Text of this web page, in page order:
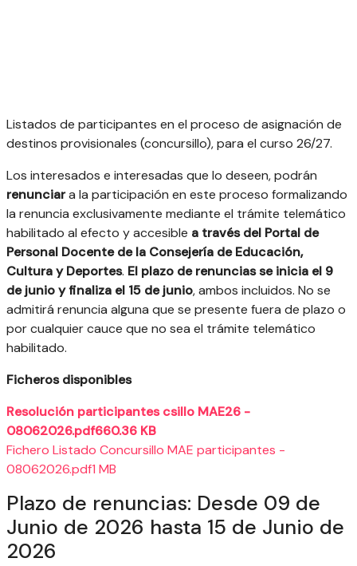
Listados de participantes en el proceso de asignación de
destinos provisionales (concursillo), para el curso 26/27.
Los interesados e interesadas que lo deseen, podrán
renunciara la participación en este proceso formalizando
la renuncia exclusivamente mediante el trámite telemático
habilitado al efecto y accesible a través del Portal de
Personal Docente de la Consejería de Educación,
Cultura y Deportes. El plazo de renuncias se inicia el 9
de junio y finaliza el 15 de junio, ambos incluidos. No se
admitirá renuncia alguna que se presente fuera de plazo o
por cualquier cauce que no sea el trámite telemático
habilitado.
Ficheros disponibles
Resolución participantes csillo MAE26 -
08062026.pdf660.36 KB
Fichero Listado Concursillo MAE participantes -
08062026.pdf1 MB
Plazo de renuncias: Desde 09 de
Junio de 2026 hasta 15 de Junio de
2026